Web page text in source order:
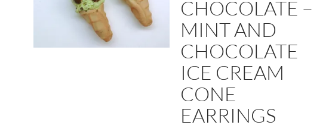
CHOCOLATE –
MINT AND
CHOCOLATE
ICE CREAM
CONE
EARRINGS